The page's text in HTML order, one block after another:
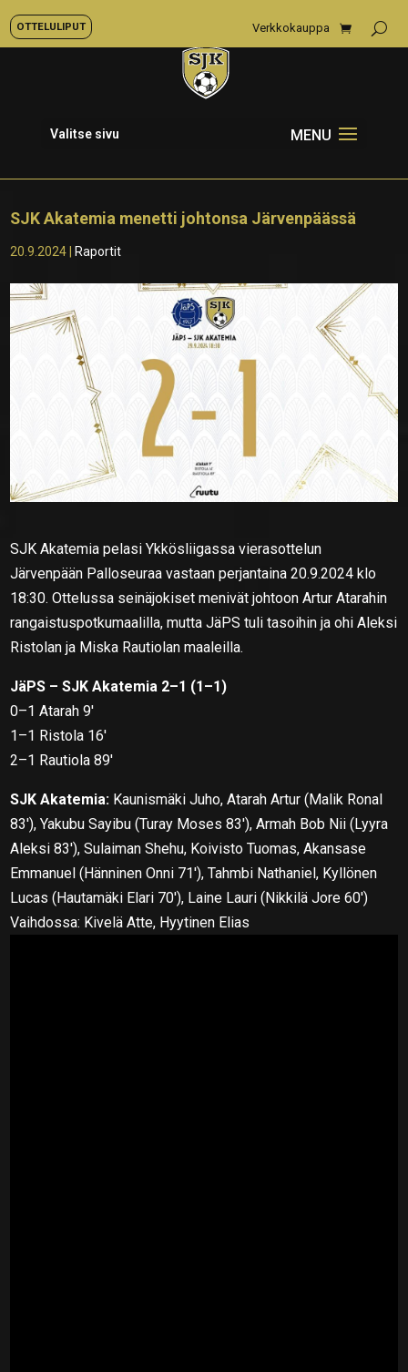
OTTELULIPUT Verkkokauppa
Valitse sivu
SJK Akatemia menetti johtonsa Järvenpäässä
20.9.2024 Raportit
SJK Akatemia pelasi Ykkösliigassa vierasottelun
Järvenpään Palloseuraa vastaan perjantaina 20.9.2024 klo
18:30. Ottelussa seinäjokiset menivät johtoon Artur Atarahin
rangaistuspotkumaalilla, mutta JäPS tuli tasoihin ja ohi Aleksi
Ristolan ja Miska Rautiolan maaleilla.
JäPS – SJK Akatemia 2–1 (1–1)
0–1 Atarah 9′
1–1 Ristola 16′
2–1 Rautiola 89′
SJK Akatemia: Kaunismäki Juho, Atarah Artur (Malik Ronal
83′), Yakubu Sayibu (Turay Moses 83′), Armah Bob Nii (Lyyra
Aleksi 83′), Sulaiman Shehu, Koivisto Tuomas, Akansase
Emmanuel (Hänninen Onni 71′), Tahmbi Nathaniel, Kyllönen
Lucas (Hautamäki Elari 70′), Laine Lauri (Nikkilä Jore 60′)
Vaihdossa: Kivelä Atte, Hyytinen Elias